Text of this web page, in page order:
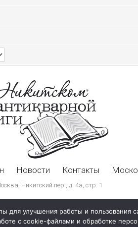
Новости Контакты
Никитский пер., д. 4а, стр. 1
для улучшения работы и пользования
с cookie-файлами и обработке